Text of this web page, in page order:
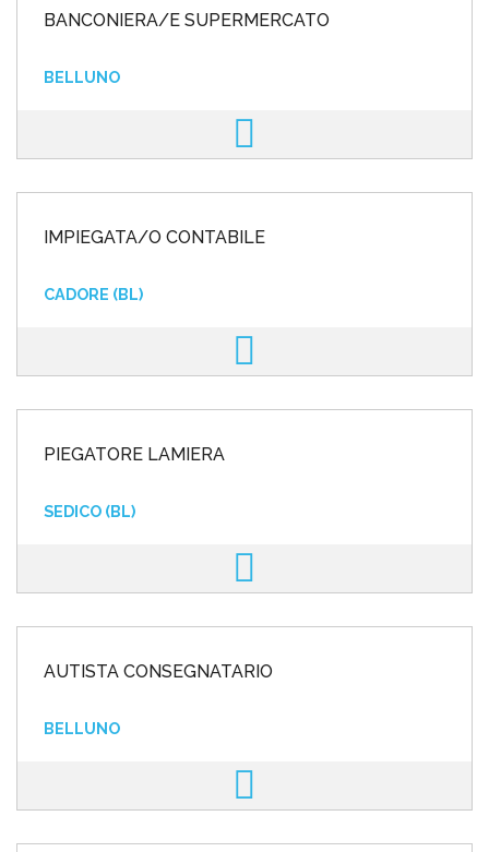
BANCONIERA/E SUPERMERCATO
BELLUNO
IMPIEGATA/O CONTABILE
CADORE (BL)
PIEGATORE LAMIERA
SEDICO (BL)
AUTISTA CONSEGNATARIO
BELLUNO